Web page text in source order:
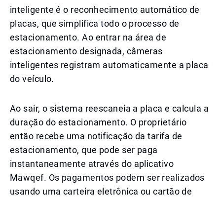
inteligente é o reconhecimento automático de
placas, que simplifica todo o processo de
estacionamento. Ao entrar na área de
estacionamento designada, câmeras
inteligentes registram automaticamente a placa
do veículo.
Ao sair, o sistema reescaneia a placa e calcula a
duração do estacionamento. O proprietário
então recebe uma notificação da tarifa de
estacionamento, que pode ser paga
instantaneamente através do aplicativo
Mawqef. Os pagamentos podem ser realizados
usando uma carteira eletrônica ou cartão de